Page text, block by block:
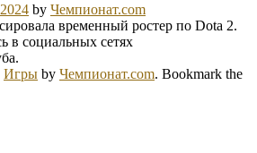
by Чемпионат.com
временный ростер по Dota 2.
в социальных сетях
Игры by Чемпионат.com. Bookmark the